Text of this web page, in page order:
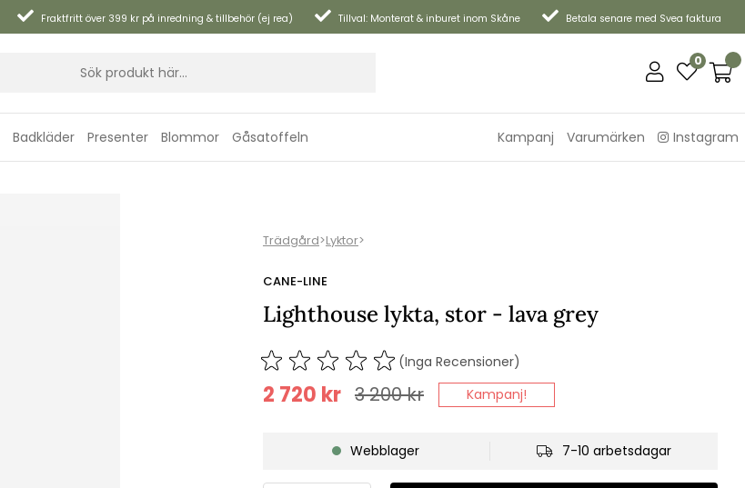
Fraktfritt över 399 kr på inredning & tillbehör (ej rea) Tillval: Monterat & inburet inom Skåne Betala senare med Svea faktura
0
Badkläder Presenter Blommor Gåsatoffeln Kampanj Varumärken Instagram
Trädgård>Lyktor>
CANE-LINE
Lighthouse lykta, stor - lava grey
(Inga Recensioner)
3 200kr
2 720 kr Kampanj!
Webblager 7-10 arbetsdagar